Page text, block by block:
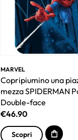
MARVEL
Copripiumino una
mezza SPIDERMAN
Double-face
€46.90
Scopri